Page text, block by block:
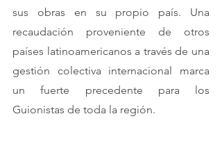
sus obras en su propio país. Una
recaudación proveniente de otros
países latinoamericanos a través de una
gestión colectiva internacional marca
un fuerte precedente para los